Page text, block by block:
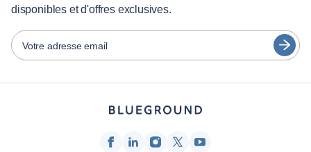
Partenaires
Opérateurs de location de meubles
Propriétaires
Partenaires de franchise
Español
Français
Türkçe
disponibles et d'offres exclusives.
Votre adresse email